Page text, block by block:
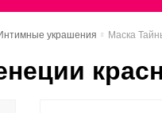
украшения Маска